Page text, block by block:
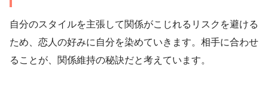
自分のスタイルを主張して関係がこじれるリスクを避ける
ため、恋人の好みに自分を染めていきます。相手に合わせ
ることが、関係維持の秘訣だと考えています。